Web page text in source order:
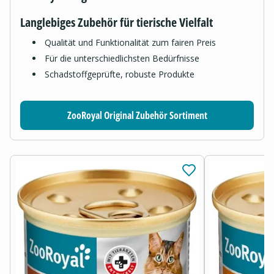
Langlebiges Zubehör für tierische Vielfalt
Qualität und Funktionalität zum fairen Preis
Für die unterschiedlichsten Bedürfnisse
Schadstoffgeprüfte, robuste Produkte
ZooRoyal Original Zubehör Sortiment